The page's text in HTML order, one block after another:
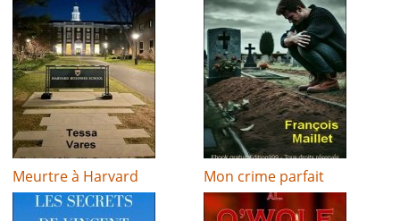
Meurtre à Harvard Mon crime parfait